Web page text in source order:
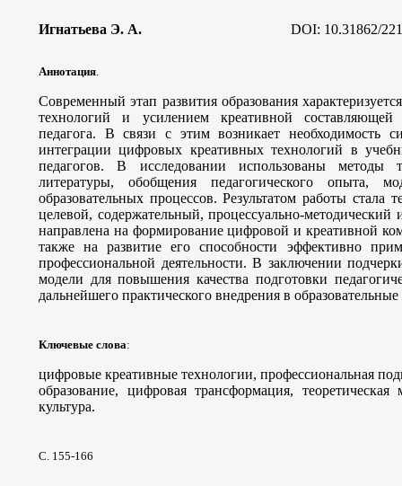
Игнатьева Э. А. DOI: 10.31862/
Аннотация.
Современный этап развития образования
технологий и усилением креативной составляющей
педагога. В связи с этим возникает необходимость
интеграции цифровых креативных технологий в
педагогов. В исследовании использованы методы
литературы, обобщения педагогического опыта,
образовательных процессов. Результатом работы стала
целевой, содержательный, процессуально-
направлена на формирование цифровой и креативной
также на развитие его способности эффективно
профессиональной деятельности. В заключении
модели для повышения качества подготовки
дальнейшего практического внедрения в
Ключевые слова:
цифровые креативные технологии, профессиональная
образование, цифровая трансформация, теоретическая
культура.
С. 155-166